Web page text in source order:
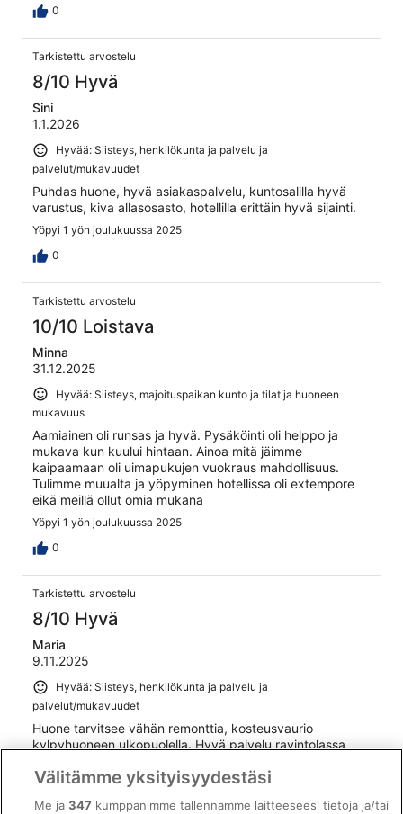
0
Tarkistettu arvostelu
8/10 Hyvä
Sini
1.1.2026
Hyvää: Siisteys, henkilökunta ja palvelu ja
palvelut/mukavuudet
Puhdas huone, hyvä asiakaspalvelu, kuntosalilla hyvä
varustus, kiva allasosasto, hotellilla erittäin hyvä sijainti.
Yöpyi 1 yön joulukuussa 2025
0
Tarkistettu arvostelu
10/10 Loistava
Minna
31.12.2025
Hyvää: Siisteys, majoituspaikan kunto ja tilat ja huoneen
mukavuus
Aamiainen oli runsas ja hyvä. Pysäköinti oli helppo ja
mukava kun kuului hintaan. Ainoa mitä jäimme
kaipaamaan oli uimapukujen vuokraus mahdollisuus.
Tulimme muualta ja yöpyminen hotellissa oli extempore
eikä meillä ollut omia mukana
Yöpyi 1 yön joulukuussa 2025
0
Tarkistettu arvostelu
8/10 Hyvä
Maria
9.11.2025
Hyvää: Siisteys, henkilökunta ja palvelu ja
palvelut/mukavuudet
Huone tarvitsee vähän remonttia, kosteusvaurio
kylpyhuoneen ulkopuolella. Hyvä palvelu ravintolassa
Välitämme yksityisyydestäsi
Me ja347 kumppanimme tallennamme laitteeseesi tietoja ja/tai